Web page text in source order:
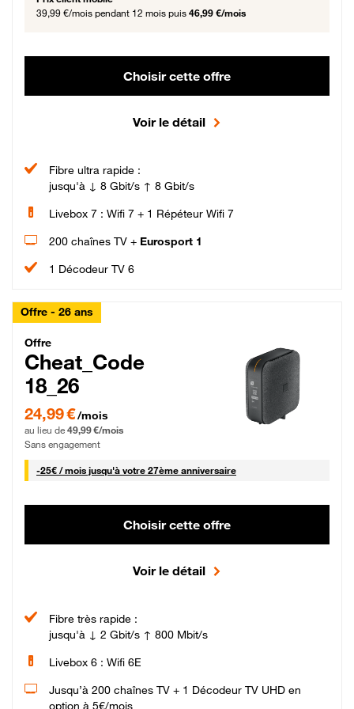
39,99 €/mois pendant 12 mois puis 46,99 €/mois
Choisir cette offre
Voir le détail
Fibre ultra rapide :
jusqu'à ↓ 8 Gbit/s ↑ 8 Gbit/s
Livebox 7 : Wifi 7 + 1 Répéteur Wifi 7
200 chaînes TV + Eurosport 1
1 Décodeur TV 6
Offre - 26 ans
Cheat_Code Fibre_18_26
Offre
Cheat_Code
18_26
24,99 € par mois pendant 0 mois puis 49,99 € par mois, Sans engagement
24,99 €/mois
au lieu de 49,99 €/mois
Sans engagement
-25€ / mois25 € par mois
jusqu'à votre 27ème anniversaire
Choisir cette offre
Voir le détail
Fibre très rapide :
jusqu'à ↓ 2 Gbit/s ↑ 800 Mbit/s
Livebox 6 : Wifi 6E
Jusqu’à 200 chaînes TV + 1 Décodeur TV UHD en
option à 5€/mois